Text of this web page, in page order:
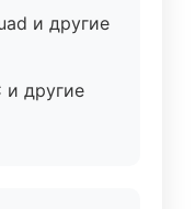
и другие
и другие